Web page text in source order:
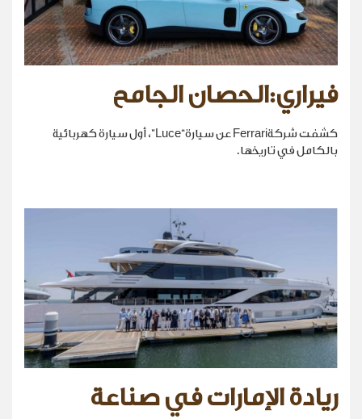
فيراري:الحصان الجامح
كشفت شركةFerrari عن سيارة“Luce”، أول سيارة كهربائية
بالكامل في تاريخها.
ريادة الإمارات في صناعة